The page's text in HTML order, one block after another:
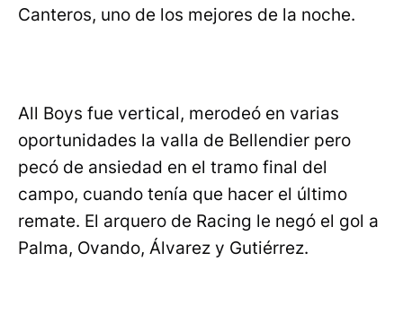
Canteros, uno de los mejores de la noche.
All Boys fue vertical, merodeó en varias
oportunidades la valla de Bellendier pero
pecó de ansiedad en el tramo final del
campo, cuando tenía que hacer el último
remate. El arquero de Racing le negó el gol a
Palma, Ovando, Álvarez y Gutiérrez.